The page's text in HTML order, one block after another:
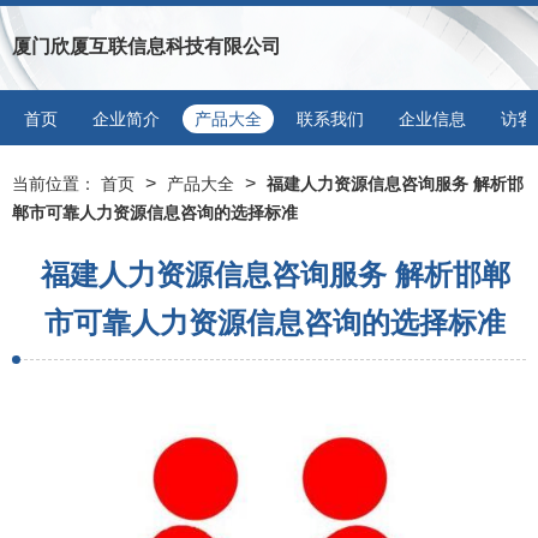
厦门欣厦互联信息科技有限公司
首页 企业简介 产品大全 联系我们 企业信息 访客
当前位置： 首页 > 产品大全 > 福建人力资源信息咨询服务 解析邯
郸市可靠人力资源信息咨询的选择标准
福建人力资源信息咨询服务 解析邯郸
市可靠人力资源信息咨询的选择标准